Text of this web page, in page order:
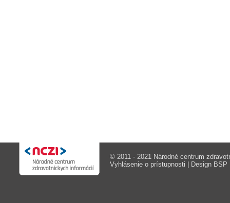
© 2011 - 2021 Národné centrum
Vyhlásenie o prístupnosti | Design BSP